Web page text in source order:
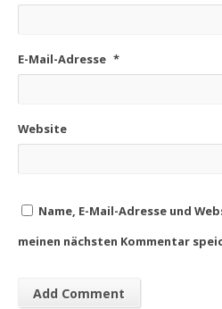
E-Mail-Adresse *
Website
Name, E-Mail-Adresse und
meinen nächsten Kommentar